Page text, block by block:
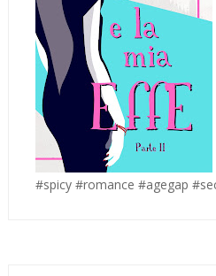
#spicy #romance #agegap